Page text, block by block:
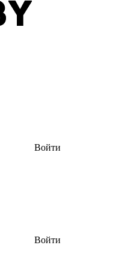
Войти
Войти